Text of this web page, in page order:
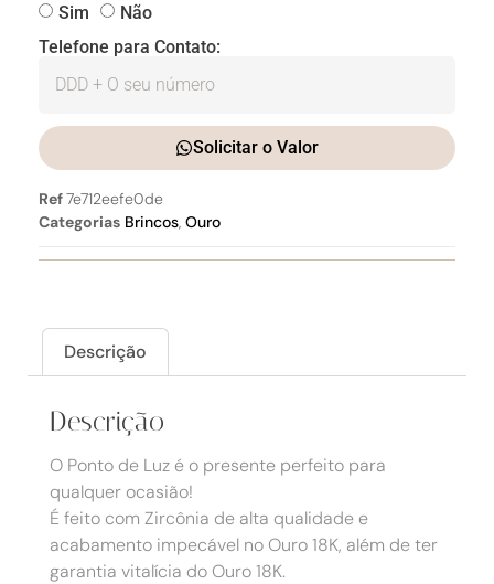
Sim
Não
Telefone para Contato:
Solicitar o Valor
Ref7e712eefe0de
Categorias Brincos, Ouro
Descrição
Descrição
O Ponto de Luz é o presente perfeito para
qualquer ocasião!
É feito com Zircônia de alta qualidade e
acabamento impecável no Ouro 18K, além de ter
garantia vitalícia do Ouro 18K.